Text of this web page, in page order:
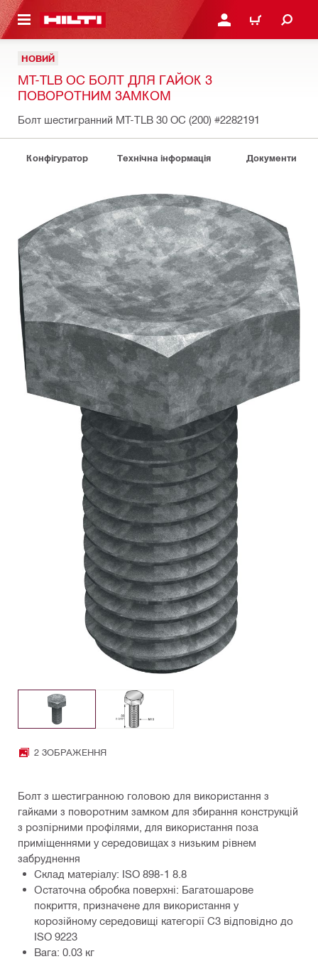
ЗМІСТУ УВІЙТИ АБО
КОШИК
НОВИЙ
MT-TLB OC БОЛТ ДЛЯ ГАЙОК З
ПОВОРОТНИМ ЗАМКОМ
Болт шестигранний MT-TLB 30 OC (200) #2282191
Конфігуратор Технічна інформація Документи
2 ЗОБРАЖЕННЯ
Болт з шестигранною головою для використання з
гайками з поворотним замком для збирання конструкцій
з розпірними профілями, для використання поза
приміщеннями у середовищах з низьким рівнем
забруднення
Склад матеріалу: ISO 898-1 8.8
Остаточна обробка поверхні: Багатошарове
покриття, призначене для використання у
корозійному середовищі категорії C3 відповідно до
ISO 9223
Вага: 0.03 кг